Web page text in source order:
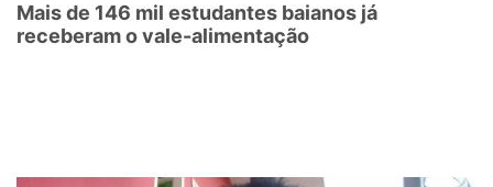
Mais de 146 mil estudantes baianos já
receberam o vale-alimentação